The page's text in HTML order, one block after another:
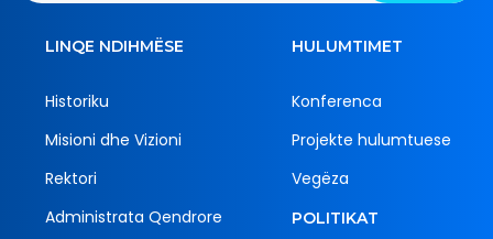
LINQE NDIHMËSE
Historiku
Misioni dhe Vizioni
Rektori
Administrata Qendrore
HULUMTIMET
Konferenca
Projekte hulumtuese
Vegëza
POLITIKAT